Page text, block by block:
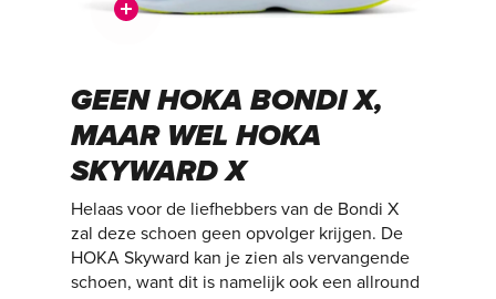
GEEN HOKA BONDI X,
MAAR WEL HOKA
SKYWARD X
Helaas voor de liefhebbers van de Bondi X
zal deze schoen geen opvolger krijgen. De
HOKA Skyward kan je zien als vervangende
schoen, want dit is namelijk ook een allround